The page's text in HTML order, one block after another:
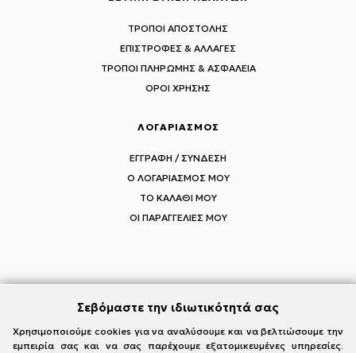
ΤΡΟΠΟΙ ΑΠΟΣΤΟΛΗΣ
ΕΠΙΣΤΡΟΦΕΣ & ΑΛΛΑΓΕΣ
ΤΡΟΠΟΙ ΠΛΗΡΩΜΗΣ & ΑΣΦΑΛΕΙΑ
ΟΡΟΙ ΧΡΗΣΗΣ
ΛΟΓΑΡΙΑΣΜΟΣ
ΕΓΓΡΑΦΗ / ΣΥΝΔΕΣΗ
Ο ΛΟΓΑΡΙΑΣΜΟΣ ΜΟΥ
ΤΟ ΚΑΛΑΘΙ ΜΟΥ
ΟΙ ΠΑΡΑΓΓΕΛΙΕΣ ΜΟΥ
Visit InstagramVisit FacebookVisit Vimeo
Σεβόμαστε την ιδιωτικότητά σας
Χρησιμοποιούμε cookies για να αναλύσουμε και να βελτιώσουμε την
εμπειρία σας και να σας παρέχουμε εξατομικευμένες υπηρεσίες.